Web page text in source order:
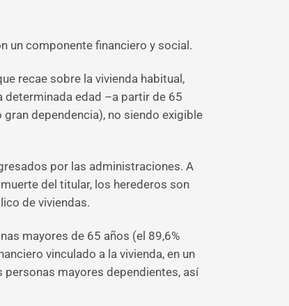
un componente financiero y social.
recae sobre la vivienda habitual,
determinada edad –a partir de 65
dependencia), no siendo exigible
por las administraciones. A
del titular, los herederos son
de viviendas.
mayores de 65 años (el 89,6%
vinculado a la vivienda, en un
mayores dependientes, así